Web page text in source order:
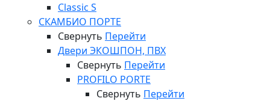
Classic S
СКАМБИО ПОРТЕ
Свернуть Перейти
Двери ЭКОШПОН, ПВХ
Свернуть Перейти
PROFILO PORTE
Свернуть Перейти